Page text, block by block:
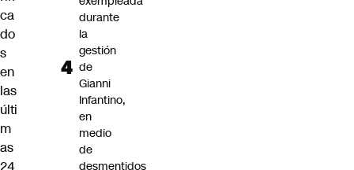
ca
do
s
en
las
últi
m
as
durante
la
gestión
de
Gianni
Infantino,
en
medio
de
desmentidos